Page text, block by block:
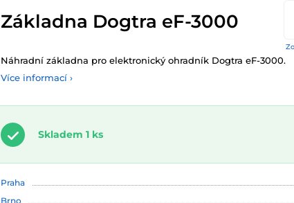
Základna Dogtra eF-3000
Náhradní základna pro elektronický ohradník Dogtra eF-3000.
Více informací ›
Skladem 1 ks
Praha
Brno